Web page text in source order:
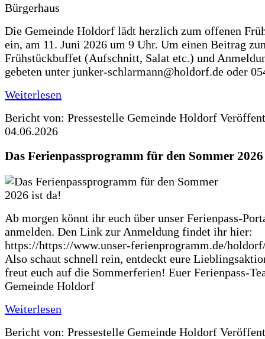
Die Gemeinde Holdorf lädt herzlich zum offenen
ein, am 11. Juni 2026 um 9 Uhr. Um einen Beitrag
Frühstückbuffet (Aufschnitt, Salat etc.) und
gebeten unter junker-schlarmann@holdorf.de oder
Weiterlesen
Bericht von: Pressestelle Gemeinde Holdorf
04.06.2026
Das Ferienpassprogramm für den Sommer
Ab morgen könnt ihr euch über unser Ferienpass-
anmelden. Den Link zur Anmeldung findet ihr hier:
https://https://www.unser-ferienprogramm.de/
Also schaut schnell rein, entdeckt eure
freut euch auf die Sommerferien! Euer Ferienpass-
Gemeinde Holdorf
Weiterlesen
Bericht von: Pressestelle Gemeinde Holdorf